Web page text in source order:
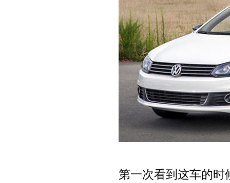
第一次看到这车的时